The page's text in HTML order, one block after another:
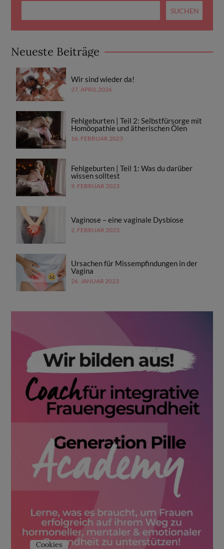
Neueste Beiträge
Wir sind wieder da!
27. APRIL 2026
Fehlgeburten | Teil 2: Selbstfürsorge mit
Homöopathie und ätherischen Ölen
16. FEBRUAR 2023
Fehlgeburten | Teil 1: Was du darüber
wissen solltest
9. FEBRUAR 2023
Vaginose – eine vaginale Dysbiose
2. FEBRUAR 2023
Ursachen für Missempfindungen in der
Vagina
26. JANUAR 2023
Cookies